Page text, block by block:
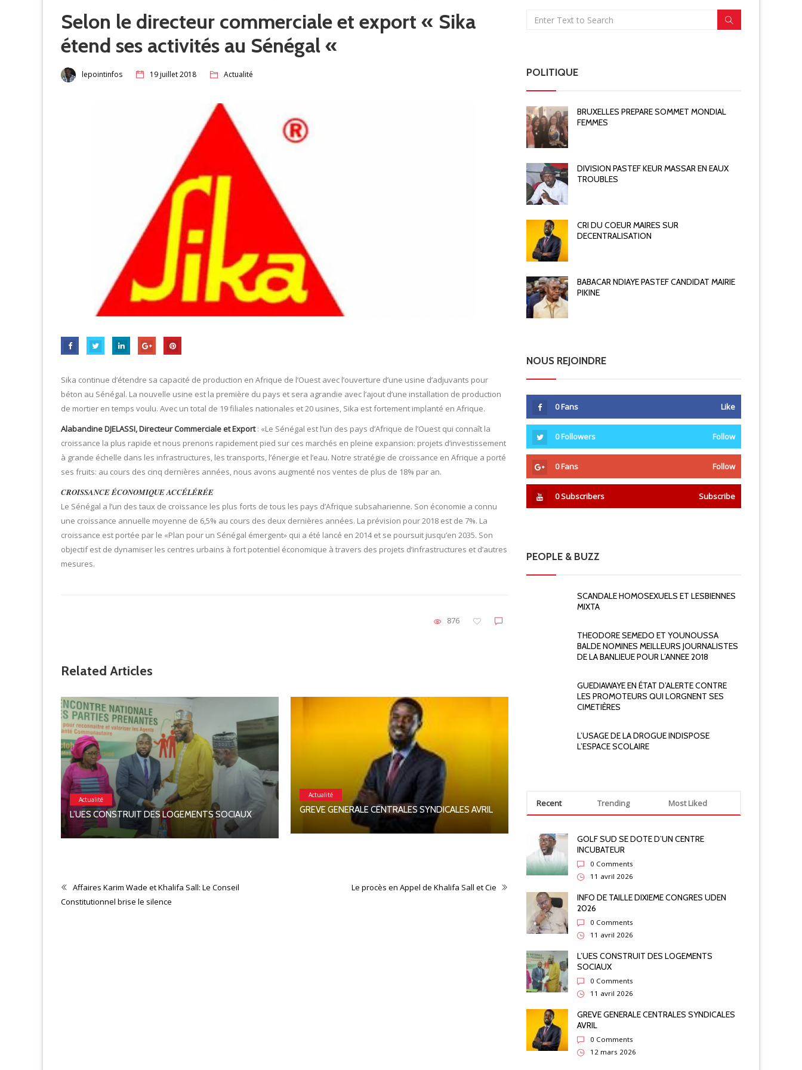
Selon le directeur commerciale et export « Sika
étend ses activités au Sénégal «
lepointinfos 19 juillet 2018 Actualité
Sika continue d’étendre sa capacité de production en Afrique de l’Ouest avec l’ouverture d’une usine d’adjuvants pour
béton au Sénégal. La nouvelle usine est la première du pays et sera agrandie avec l’ajout d’une installation de production
de mortier en temps voulu. Avec un total de 19 filiales nationales et 20 usines, Sika est fortement implanté en Afrique.
Alabandine DJELASSI, Directeur Commerciale et Export: «Le Sénégal est l’un des pays d’Afrique de l’Ouest qui connaît la
croissance la plus rapide et nous prenons rapidement pied sur ces marchés en pleine expansion: projets d’investissement
à grande échelle dans les infrastructures, les transports, l’énergie et l’eau. Notre stratégie de croissance en Afrique a porté
ses fruits: au cours des cinq dernières années, nous avons augmenté nos ventes de plus de 18% par an.
CROISSANCE ÉCONOMIQUE ACCÉLÉRÉE
Le Sénégal a l’un des taux de croissance les plus forts de tous les pays d’Afrique subsaharienne. Son économie a connu
une croissance annuelle moyenne de 6,5% au cours des deux dernières années. La prévision pour 2018 est de 7%. La
croissance est portée par le «Plan pour un Sénégal émergent» qui a été lancé en 2014 et se poursuit jusqu’en 2035. Son
objectif est de dynamiser les centres urbains à fort potentiel économique à travers des projets d’infrastructures et d’autres
mesures.
876
Related Articles
Actualité
L’UES CONSTRUIT DES LOGEMENTS SOCIAUX
Actualité
GREVE GENERALE CENTRALES SYNDICALES AVRIL
COLERE CSA CONTRE SEN EAU ET ETAT
Affaires Karim Wade et Khalifa Sall: Le Conseil
Constitutionnel brise le silence
Le procès en Appel de Khalifa Sall et Cie
POLITIQUE
BRUXELLES PREPARE SOMMET MONDIAL
FEMMES
DIVISION PASTEF KEUR MASSAR EN EAUX
TROUBLES
CRI DU COEUR MAIRES SUR
DECENTRALISATION
BABACAR NDIAYE PASTEF CANDIDAT MAIRIE
PIKINE
NOUS REJOINDRE
0Fans Like
0Followers Follow
0Fans Follow
0Subscribers Subscribe
PEOPLE & BUZZ
SCANDALE HOMOSEXUELS ET LESBIENNES
MIXTA
THEODORE SEMEDO ET YOUNOUSSA
BALDE NOMINES MEILLEURS JOURNALISTES
DE LA BANLIEUE POUR L’ANNEE 2018
GUEDIAWAYE EN ÉTAT D’ALERTE CONTRE
LES PROMOTEURS QUI LORGNENT SES
CIMETIÈRES
L’USAGE DE LA DROGUE INDISPOSE
L’ESPACE SCOLAIRE
Recent Trending Most Liked
GOLF SUD SE DOTE D’UN CENTRE
INCUBATEUR
0 Comments
11 avril 2026
INFO DE TAILLE DIXIEME CONGRES UDEN
2026
0 Comments
11 avril 2026
L’UES CONSTRUIT DES LOGEMENTS
SOCIAUX
0 Comments
11 avril 2026
GREVE GENERALE CENTRALES SYNDICALES
AVRIL
0 Comments
12 mars 2026